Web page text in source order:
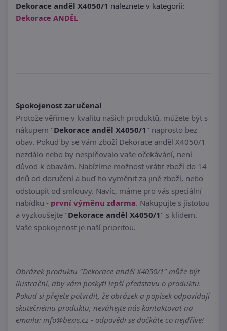
Dekorace anděl X4050/1 naleznete v kategorii:
Dekorace ANDĚL
Spokojenost zaručena!
Protože věříme v kvalitu našich produktů, můžete být s
nákupem "Dekorace anděl X4050/1 " naprosto bez
obav. Pokud by se Vám zboží Dekorace anděl X4050/1
nezdálo nebo by nesplňovalo vaše očekávání, není
důvod k obavám. Nabízíme možnost vrátit zboží do 14
dnů od doručení a buď ho vyměnit za jiné zboží, nebo
odstoupit od smlouvy. Navíc, máme pro vás speciální
nabídku - první výměnu zdarma. Nakupujte s jistotou
a vyzkoušejte "Dekorace anděl X4050/1 " s klidem.
Vaše spokojenost je naší prioritou.
Obrázek produktu "Dekorace anděl X4050/1" může být
ilustrační, aby vám poskytl lepší představu o produktu.
Pokud si přejete potvrdit, že obrázek a popisek odpovídají
skutečnému produktu, neváhejte nás kontaktovat na
emailu: info@bexis.cz - odpovědi se dočkáte co nejdříve!